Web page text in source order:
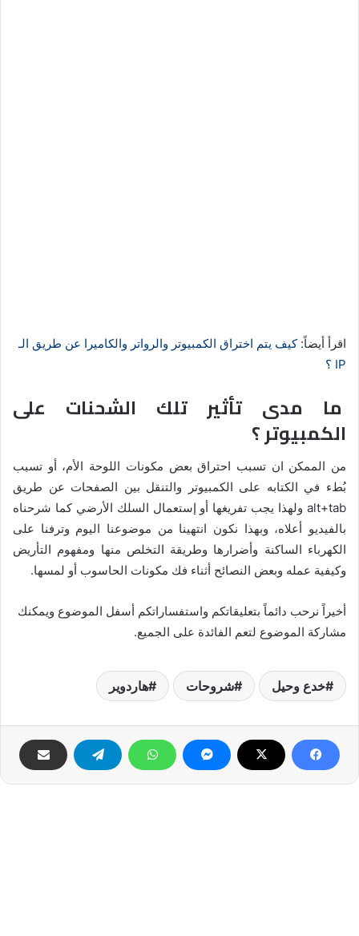
اقرأ أيضاً:كيف يتم اختراق الكمبيوتر والرواتر والكاميرا عن طريق الـ
IP ؟
ما مدى تأثير تلك الشحنات على
الكمبيوتر ؟
من الممكن ان تسبب احتراق بعض مكونات اللوحة الأم، أو تسبب
بُطء في الكتابه على الكمبيوتر والتنقل بين الصفحات عن طريق
alt+tab ولهذا يجب تفريغها أو إستعمال السلك الأرضي كما شرحناه
بالفيديو أعلاه، وبهذا نكون انتهينا من موضوعنا اليوم وترفنا على
الكهرباء الساكنة وأضرارها وطريقة التخلص منها ومفهوم التأريض
وكيفية عمله وبعض النصائح أثناء فك مكونات الحاسوب أو لمسها.
أخيراً نرحب دائماً بتعليقاتكم واستفساراتكم أسفل الموضوع ويمكنك
مشاركة الموضوع لتعم الفائدة على الجميع.
خدع وحيل شروحات هاردوير